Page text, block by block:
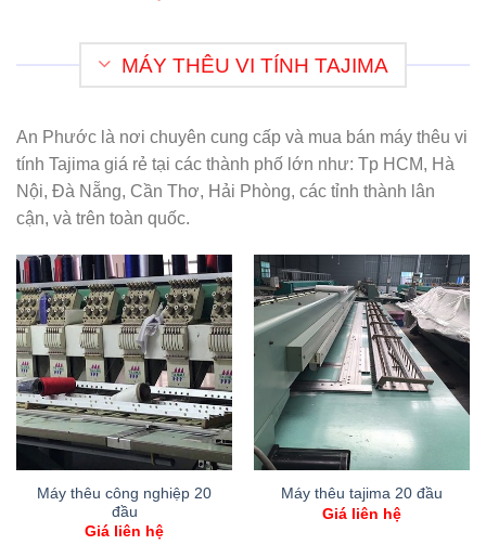
MÁY THÊU VI TÍNH TAJIMA
An Phước là nơi chuyên cung cấp và mua bán máy thêu vi
tính Tajima giá rẻ tại các thành phố lớn như: Tp HCM, Hà
Nội, Đà Nẵng, Cần Thơ, Hải Phòng, các tỉnh thành lân
cận, và trên toàn quốc.
Máy thêu công nghiệp 20
đầu
Giá liên hệ
Máy thêu tajima 20 đầu
Giá liên hệ